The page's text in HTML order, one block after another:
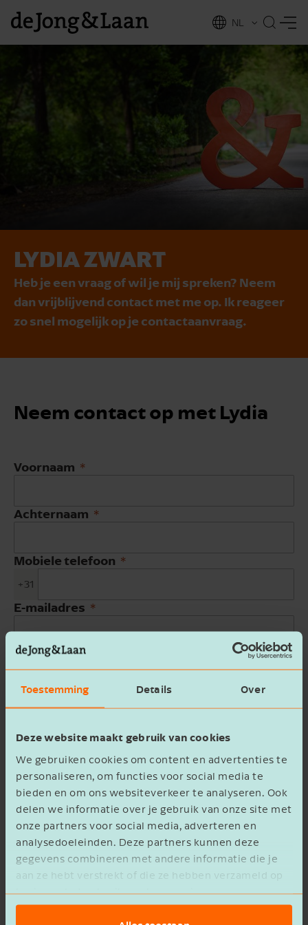
Toestemming Details Over
Deze website maakt gebruik van cookies
We gebruiken cookies om content en advertenties te
personaliseren, om functies voor social media te
bieden en om ons websiteverkeer te analyseren. Ook
delen we informatie over je gebruik van onze site met
onze partners voor social media, adverteren en
analysedoeleinden. Deze partners kunnen deze
gegevens combineren met andere informatie die je
aan ze hebt verstrekt of die ze hebben verzameld op
basis van het gebruik van hun services.
EN
NL
LYDIA ZWART
Heb je een vraag of wil je mij spreken? Neem
dan vrijblijvend contact met me op. Ik reageer
zo snel mogelijk op je contactaanvraag.
Neem contact op met Lydia
Voornaam
Achternaam
Mobiele telefoon
+31
E-mailadres
Bedrijfsnaam
Ik ga akkoord met hetprivacy statement
Verzenden